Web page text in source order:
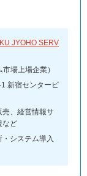
JYOHO SERV
場上場企業）
新宿センタービ
売、経営情報サ
など
システム導入